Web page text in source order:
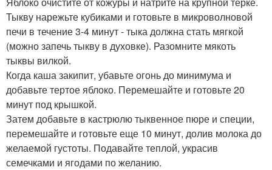
Тыкву нарежьте кубиками и готовьте в микроволновой
печи в течение 3-4 минут - тыка должна стать мягкой
(можно запечь тыкву в духовке). Разомните мякоть
тыквы вилкой.
Когда каша закипит, убавьте огонь до минимума и
добавьте тертое яблоко. Перемешайте и готовьте 20
минут под крышкой.
Затем добавьте в кастрюлю тыквенное пюре и специи,
перемешайте и готовьте еще 10 минут, долив молока до
желаемой густоты. Подавайте теплой, украсив
семечками и ягодами по желанию.